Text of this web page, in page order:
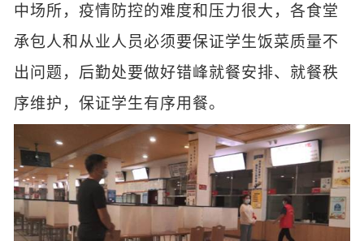
中场所，疫情防控的难度和压力很大，各食堂
承包人和从业人员必须要保证学生饭菜质量不
出问题，后勤处要做好错峰就餐安排、就餐秩
序维护，保证学生有序用餐。